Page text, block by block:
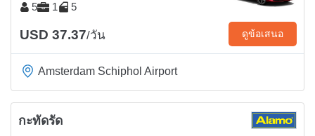
5 1 5
USD 37.37/วัน ดูข้อเสนอ
Amsterdam Schiphol Airport
กะทัดรัด